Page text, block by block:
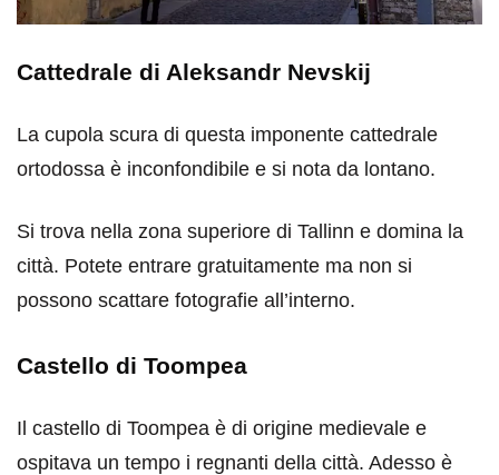
Cattedrale di Aleksandr Nevskij
La cupola scura di questa imponente cattedrale
ortodossa è inconfondibile e si nota da lontano.
Si trova nella zona superiore di Tallinn e domina la
città. Potete entrare gratuitamente ma non si
possono scattare fotografie all’interno.
Castello di Toompea
Il castello di Toompea è di origine medievale e
ospitava un tempo i regnanti della città. Adesso è